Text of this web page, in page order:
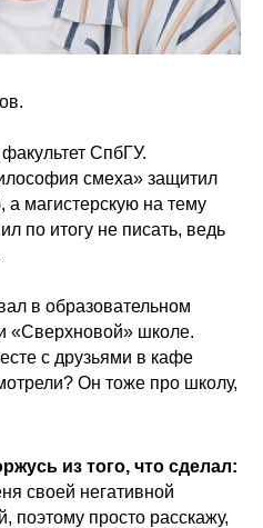
СпбГУ.
смеха» защитил
а магистерскую на тему
по итогу не писать, ведь
в образовательном
«Сверхновой» школе.
с друзьями в кафе
Он тоже про школу,
из того, что сделал:
своей негативной
поэтому просто расскажу,